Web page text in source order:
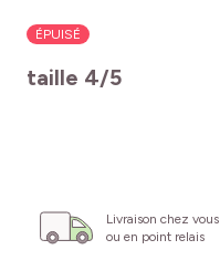
ÉPUISÉ
taille 4/5
Livraison chez vous
ou en point relais